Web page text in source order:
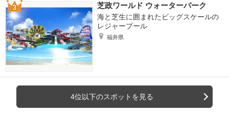
芝政ワールド ウォーターパーク
海と芝生に囲まれたビッグスケールの
レジャープール
福井県
4位以下のスポットを見る